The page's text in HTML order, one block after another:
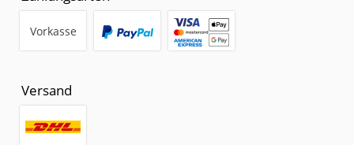
Vorkasse
Versand